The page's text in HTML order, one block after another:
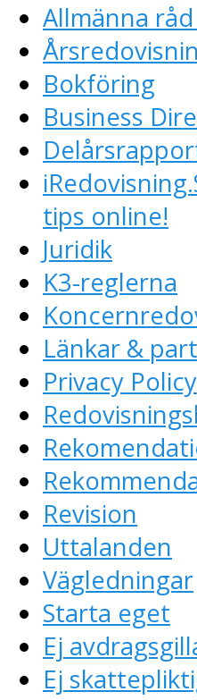
Allmänna råd
Bokföring
Business
tips online!
Juridik
K3-reglerna
Länkar &
Privacy Policy
Revision
Uttalanden
Vägledningar
Starta eget
Ej
Ej